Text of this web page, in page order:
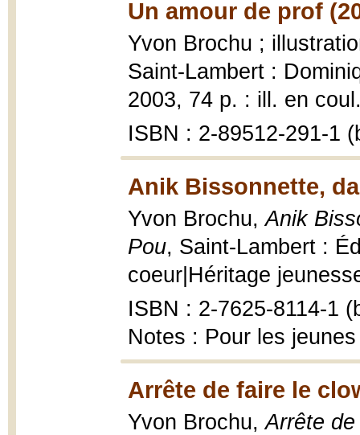
Un amour de prof
Yvon Brochu ;
Saint-Lambert :
2003, 74 p. : ill. en
ISBN : 2-89512-291-1
Anik Bissonnette,
Yvon Brochu,Anik
Pou, Saint-Lambert :
coeur|Héritage
ISBN : 2-7625-8114-1
Notes : Pour les jeunes
Arrête de faire le
Yvon Brochu,Arrête